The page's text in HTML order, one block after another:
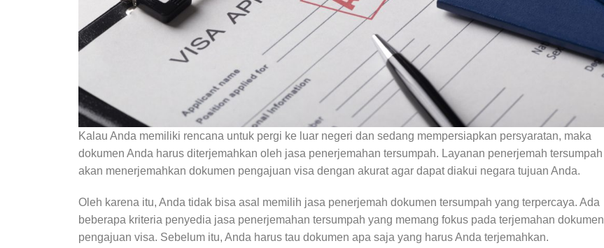
Kalau Anda memiliki rencana untuk pergi ke luar negeri dan sedang mempersiapkan persyaratan, maka
dokumen Anda harus diterjemahkan oleh jasa penerjemahan tersumpah. Layanan penerjemah tersumpah
akan menerjemahkan dokumen pengajuan visa dengan akurat agar dapat diakui negara tujuan Anda.
Oleh karena itu, Anda tidak bisa asal memilih jasa penerjemah dokumen tersumpah yang terpercaya. Ada
beberapa kriteria penyedia jasa penerjemahan tersumpah yang memang fokus pada terjemahan dokumen
pengajuan visa. Sebelum itu, Anda harus tau dokumen apa saja yang harus Anda terjemahkan.